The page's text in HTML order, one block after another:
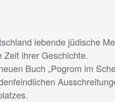
lebende jüdische
Zeit ihrer Geschichte.
Buch „Pogrom im